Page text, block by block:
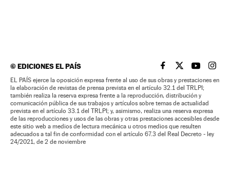
©EDICIONES EL PAÍS EL PAÍS BRASIL EN
EL PAÍSEL PAÍS
EL
EL PAÍS ejerce la oposición expresa frente al uso de sus obras y prestaciones en
la elaboración de revistas de prensa prevista en el artículo 32.1 del TRLPI;
también realiza la reserva expresa frente a la reproducción, distribución y
comunicación pública de sus trabajos y artículos sobre temas de actualidad
prevista en el artículo 33.1 del TRLPI; y, asimismo, realiza una reserva expresa
de las reproducciones y usos de las obras y otras prestaciones accesibles desde
este sitio web a medios de lectura mecánica u otros medios que resulten
adecuados a tal fin de conformidad con el artículo 67.3 del Real Decreto - ley
24/2021, de 2 de noviembre